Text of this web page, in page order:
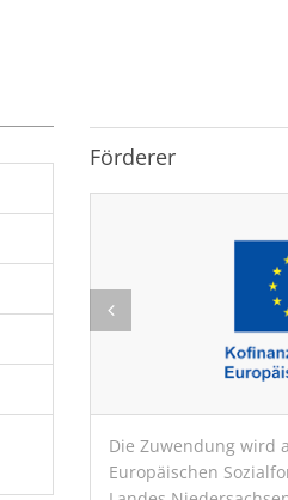
Förderer
Die Zuwendung wird
Europäischen